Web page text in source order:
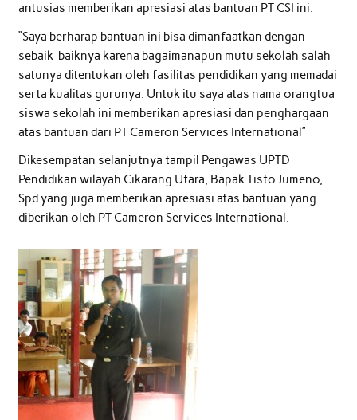
antusias memberikan apresiasi atas bantuan PT CSI ini.
“Saya berharap bantuan ini bisa dimanfaatkan dengan
sebaik-baiknya karena bagaimanapun mutu sekolah salah
satunya ditentukan oleh fasilitas pendidikan yang memadai
serta kualitas gurunya. Untuk itu saya atas nama orangtua
siswa sekolah ini memberikan apresiasi dan penghargaan
atas bantuan dari PT Cameron Services International”
Dikesempatan selanjutnya tampil Pengawas UPTD
Pendidikan wilayah Cikarang Utara, Bapak Tisto Jumeno,
Spd yang juga memberikan apresiasi atas bantuan yang
diberikan oleh PT Cameron Services International.